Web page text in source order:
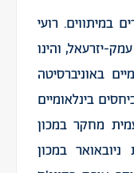
במיתווים. רועי
יזרעאל, והינו
באוניברסיטה
בינלאומיים
מחקר במכון
ניובאואר במכון